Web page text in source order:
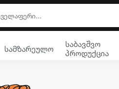
სამზარეულო
საბავშვო
პროდუქცია